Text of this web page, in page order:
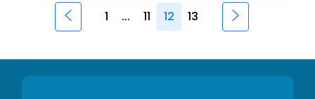
1 ... 11 12 13